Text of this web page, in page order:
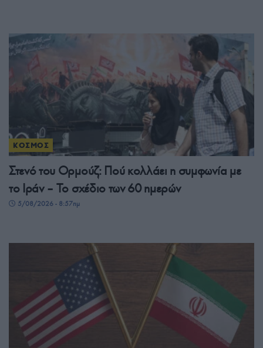
ΚΟΣΜΟΣ
Στενό του Ορμούζ: Πού κολλάει η συμφωνία με
το Ιράν – Το σχέδιο των 60 ημερών
5/08/2026 - 8:57πμ